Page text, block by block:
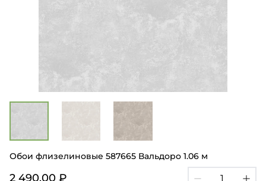
Обои флизелиновые 587665 Вальдоро 1.06 м
2 490.00 ₽